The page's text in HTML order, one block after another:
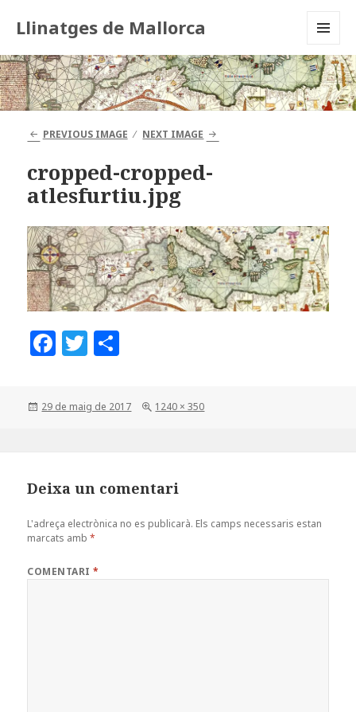
Llinatges de Mallorca
AND
WIDGETS
PREVIOUS IMAGE NEXT IMAGE
cropped-cropped-
atlesfurtiu.jpg
F
c
e
o
k
T
it
te
m
p
ei
x
Posted
29 de maig de 2017
Full
1240 × 350
Deixa un comentari
L'adreça electrònica no es publicarà. Els camps necessaris estan
marcats amb*
COMENTARI*